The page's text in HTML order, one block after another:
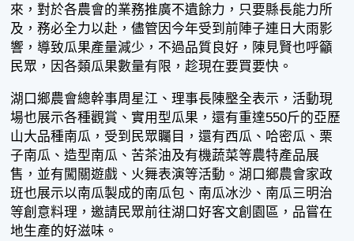
來，對於各農會的業務推廣不遺餘力，只要縣長能力所
及，務必全力以赴，儘管因今年受到前陣子連日大雨影
響，導致瓜果產量減少，不過品質良好，陳見賢也呼籲
民眾，因各類瓜果數量有限，趁現在要買要快。
湖口鄉農會總幹事周星江、理事長陳壂全表示，活動現
場也展示各種觀賞、實用型瓜果，還有重達550斤的亞歷
山大品種南瓜，受到民眾矚目，還有西瓜、哈密瓜、栗
子南瓜、造型南瓜、苦茶油及有機蔬菜等農特產品展
售，並有闖關遊戲、火舞表演等活動。湖口鄉農會家政
班也展示以南瓜製成的南瓜包、南瓜冰沙、南瓜三明治
等創意料理，邀請民眾前往湖口好客文創園區，品嘗在
地生產的好滋味。